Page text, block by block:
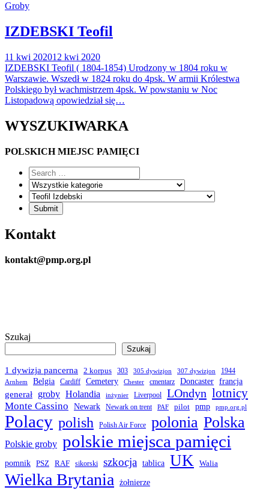
Groby
IZDEBSKI Teofil
11 kwi 202012 kwi 2020
IZDEBSKI Teofil ( 1804-1854) Urodzony w 1804 roku w
Warszawie. Wszedł w 1824 roku do 4psk. W armii Królestwa
Polskiego był wachmistrzem 4psk. W powstaniu w Noc
Listopadową opowiedział się…
WYSZUKIWARKA
POLSKICH MIEJSC PAMIĘCI
Kontakt
kontakt@pmp.org.pl
Szukaj
Szukaj
1 dywizja pancerna 2 korpus 303 305 dywizjon 307 dywizjon 1944
Arnhem Belgia Cardiff Cemetery Chester cmentarz Doncaster francja
generał
groby Holandia inżynier Liverpool LOndyn lotnicy
Monte Cassino Newark Newark on trent PAF pilot pmp pmp.org.pl
Polacy polish Polish Air Force polonia Polska
Polskie groby polskie miejsca pamięci
pomnik PSZ RAF sikorski szkocja tablica UK Walia
Wielka Brytania żołnierze